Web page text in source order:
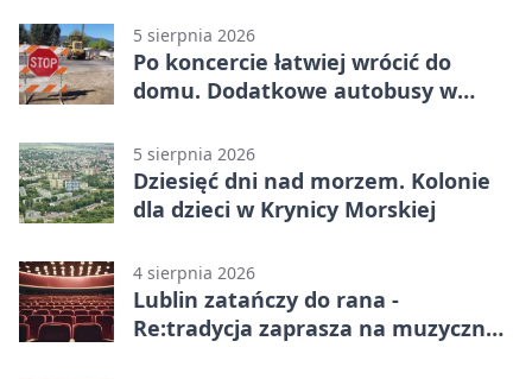
5 sierpnia 2026
Po koncercie łatwiej wrócić do
domu. Dodatkowe autobusy w
5 sierpnia 2026
Dziesięć dni nad morzem. Kolonie
dla dzieci w Krynicy Morskiej
4 sierpnia 2026
Lublin zatańczy do rana -
Re:tradycja zaprasza na muzyczną